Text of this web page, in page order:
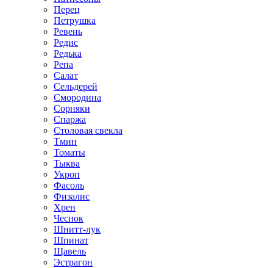
Перец
Петрушка
Ревень
Редис
Редька
Репа
Салат
Сельдерей
Смородина
Сорняки
Спаржа
Столовая свекла
Тмин
Томаты
Тыква
Укроп
Фасоль
Физалис
Хрен
Чеснок
Шнитт-лук
Шпинат
Щавель
Эстрагон